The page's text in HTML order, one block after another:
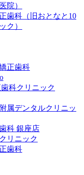
院）
歯科（旧おとなと10
ク）
正歯科
科クリニック
属デンタルクリニッ
科 銀座店
リニック
歯科